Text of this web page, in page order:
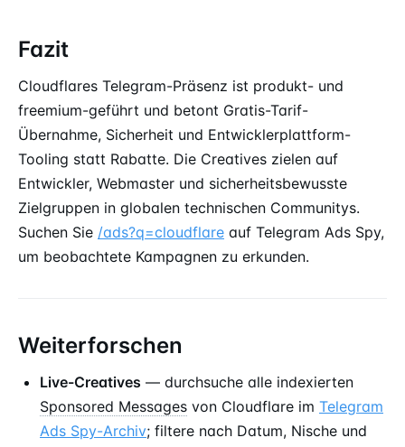
Fazit
Cloudflares Telegram-Präsenz ist produkt- und
freemium-geführt und betont Gratis-Tarif-
Übernahme, Sicherheit und Entwicklerplattform-
Tooling statt Rabatte. Die Creatives zielen auf
Entwickler, Webmaster und sicherheitsbewusste
Zielgruppen in globalen technischen Communitys.
Suchen Sie /ads?q=cloudflare auf Telegram Ads Spy,
um beobachtete Kampagnen zu erkunden.
Weiterforschen
Live-Creatives — durchsuche alle indexierten
Sponsored Messages von Cloudflare im Telegram
Ads Spy-Archiv; filtere nach Datum, Nische und